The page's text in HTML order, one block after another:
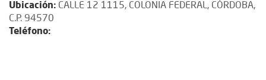
Ubicación: CALLE 12 1115, COLONIA FEDERAL, CÓRDOBA,
C.P. 94570
Teléfono: